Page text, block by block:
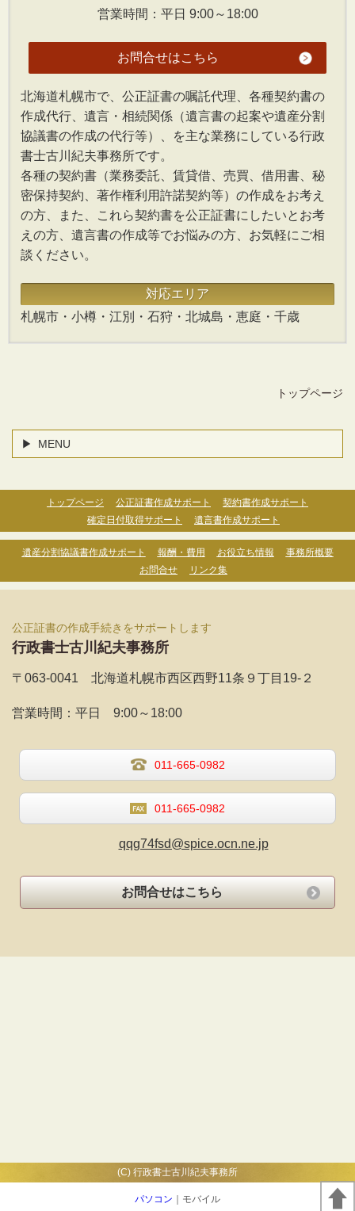
営業時間：平日 9:00～18:00
お問合せはこちら
北海道札幌市で、公正証書の嘱託代理、各種契約書の
作成代行、遺言・相続関係（遺言書の起案や遺産分割
協議書の作成の代行等）、を主な業務にしている行政
書士古川紀夫事務所です。
各種の契約書（業務委託、賃貸借、売買、借用書、秘
密保持契約、著作権利用許諾契約等）の作成をお考え
の方、また、これら契約書を公正証書にしたいとお考
えの方、遺言書の作成等でお悩みの方、お気軽にご相
談ください。
対応エリア
札幌市・小樽・江別・石狩・北城島・恵庭・千歳
トップページ
MENU
トップページ 公正証書作成サポート
契約書作成サポート
確定日付取得サポート
遺言書作成サポート
遺産分割協議書作成サポート 報酬・費用 お役立ち情報
事務所概要
お問合せ
リンク集
公正証書の作成手続きをサポートします
行政書士古川紀夫事務所
〒063-0041 北海道札幌市西区西野11条９丁目19-２
営業時間： 平日 9:00～18:00
011-665-0982
011-665-0982
qqg74fsd@spice.ocn.ne.jp
お問合せはこちら
(C) 行政書士古川紀夫事務所
パソコン ｜モバイル